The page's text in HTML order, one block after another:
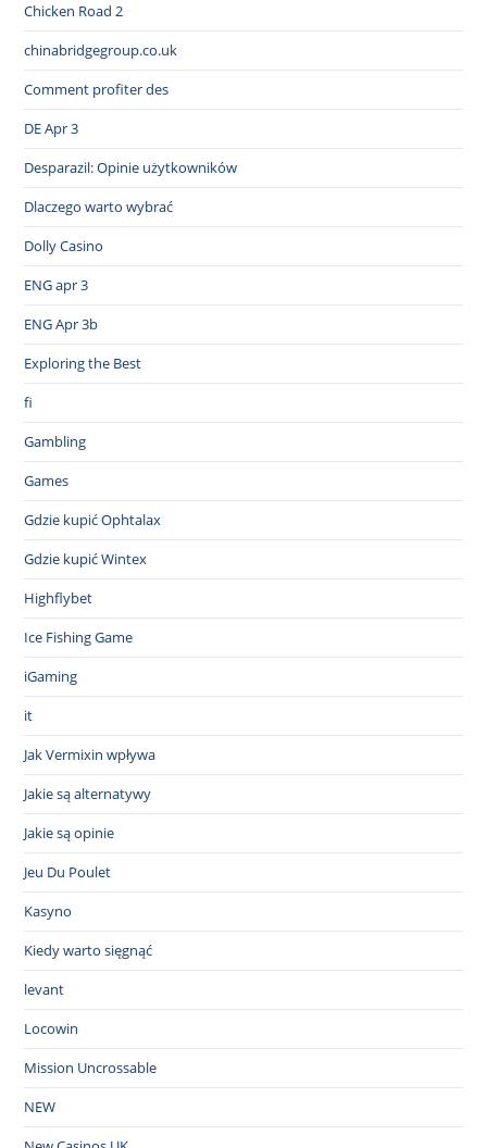
Chicken Road 2
chinabridgegroup.co.uk
Comment profiter des
DE Apr 3
Desparazil: Opinie użytkowników
Dlaczego warto wybrać
Dolly Casino
ENG apr 3
ENG Apr 3b
Exploring the Best
fi
Gambling
Games
Gdzie kupić Ophtalax
Gdzie kupić Wintex
Highflybet
Ice Fishing Game
iGaming
it
Jak Vermixin wpływa
Jakie są alternatywy
Jakie są opinie
Jeu Du Poulet
Kasyno
Kiedy warto sięgnąć
levant
Locowin
Mission Uncrossable
NEW